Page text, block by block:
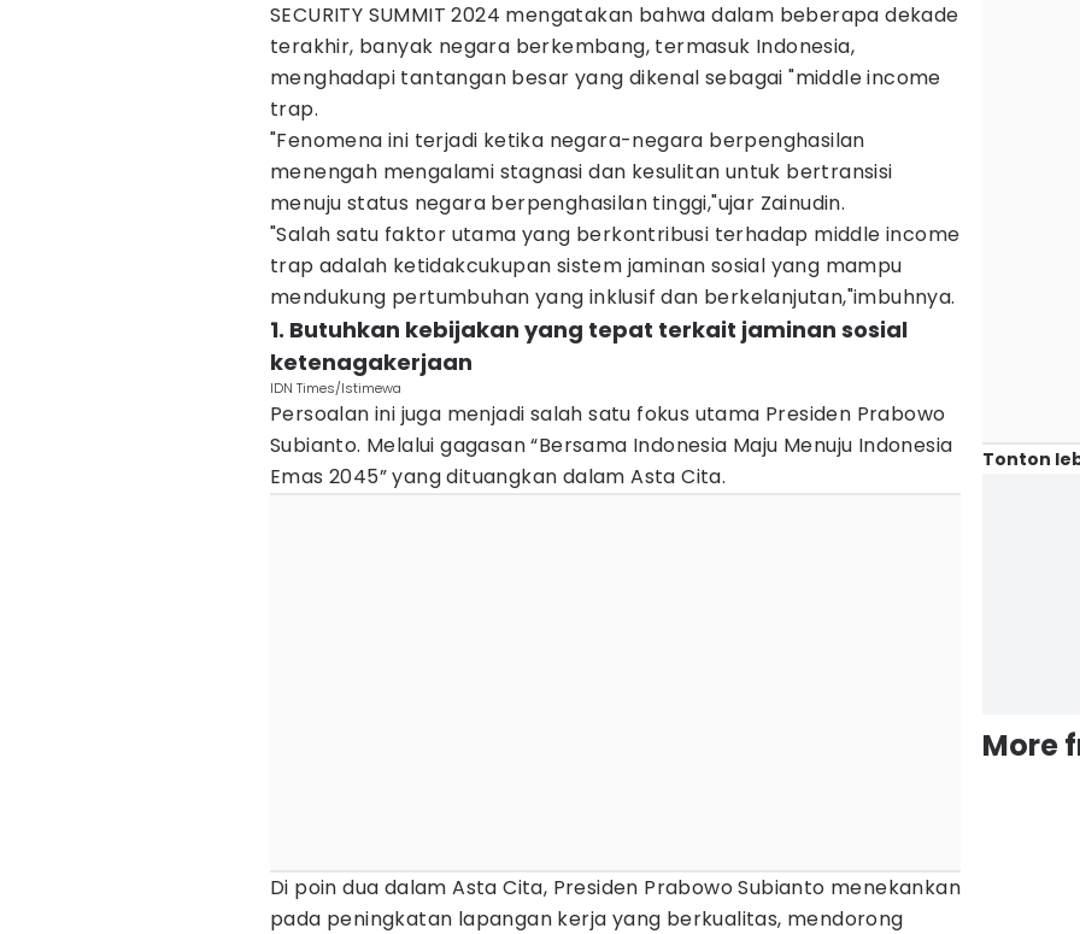
SECURITY SUMMIT 2024 mengatakan bahwa dalam beberapa dekade
terakhir, banyak negara berkembang, termasuk Indonesia,
menghadapi tantangan besar yang dikenal sebagai "middle income
trap.
"Fenomena ini terjadi ketika negara-negara berpenghasilan
menengah mengalami stagnasi dan kesulitan untuk bertransisi
menuju status negara berpenghasilan tinggi,"ujar Zainudin.
"Salah satu faktor utama yang berkontribusi terhadap middle income
trap adalah ketidakcukupan sistem jaminan sosial yang mampu
mendukung pertumbuhan yang inklusif dan berkelanjutan,"imbuhnya.
1. Butuhkan kebijakan yang tepat terkait jaminan sosial
ketenagakerjaan
IDN Times/Istimewa
Persoalan ini juga menjadi salah satu fokus utama Presiden Prabowo
Subianto. Melalui gagasan “Bersama Indonesia Maju Menuju Indonesia
Emas 2045” yang dituangkan dalam Asta Cita.
Di poin dua dalam Asta Cita, Presiden Prabowo Subianto menekankan
pada peningkatan lapangan kerja yang berkualitas, mendorong
Tonton
More